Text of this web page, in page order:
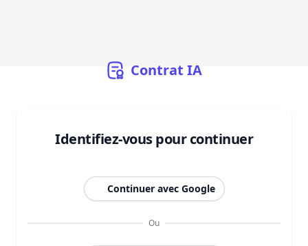
Contrat IA
Identifiez-vous pour continuer
Continuer avec Google
Ou